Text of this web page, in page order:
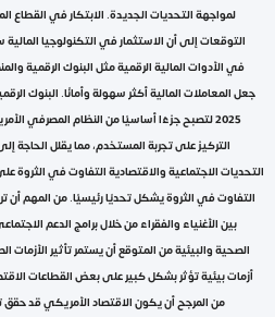
لمواجهة التحديات الجديدة. الابتكار في القطاع
التوقعات إلى أن الاستثمار في التكنولوجيا
في الأدوات المالية الرقمية مثل البنوك الرقمية
جعل المعاملات المالية أكثر سهولة وأمانًا. البنوك
2025 لتصبح جزءًا أساسيًا من النظام المصرفي
التركيز على تجربة المستخدم، مما يقلل الحاجة
التحديات الاجتماعية والاقتصادية التفاوت في الثروة
التفاوت في الثروة يشكل تحديًا رئيسيًا. من المهم أن
بين الأغنياء والفقراء من خلال برامج الدعم
الصحية والبيئية من المتوقع أن يستمر تأثير
من المرجح أن يكون الاقتصاد الأمريكي قد